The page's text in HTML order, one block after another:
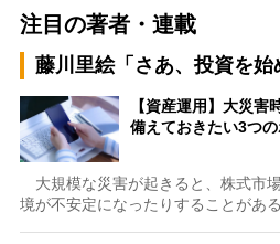
注目の著者・連載
藤川里絵「さあ、投資を始
【資産運用】大災害
備えておきたい3つ
大規模な災害が起きると、株式市
境が不安定になったりすることがあ